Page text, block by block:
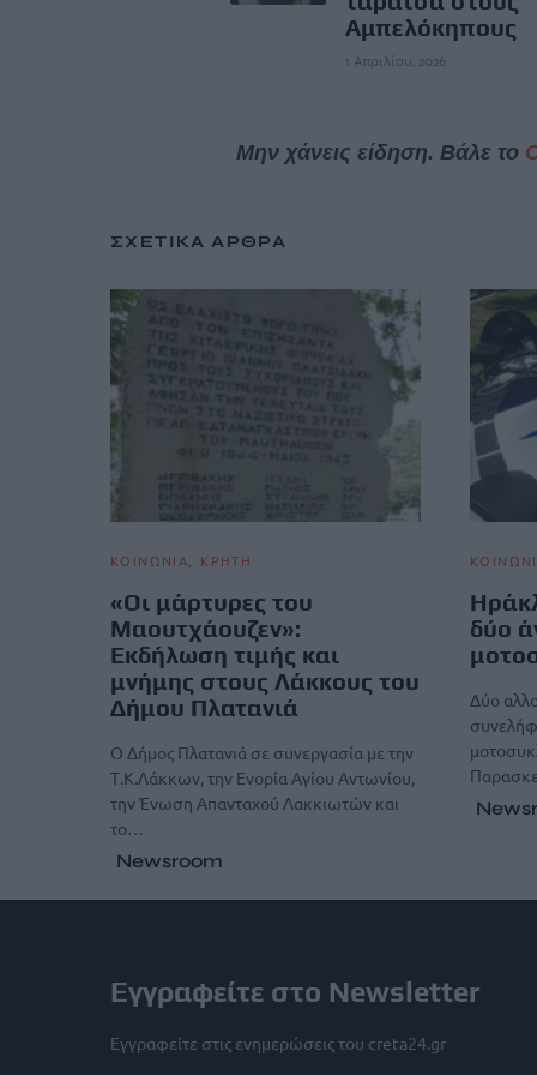
Αμπελόκηπους
1 Απριλίου, 2026
Μην χάνεις είδηση. Βάλε το
ΣΧΕΤΙΚΆ ΆΡΘΡΑ
ΚΟΙΝΩΝΙΑ ΚΡΗΤΗ
«Οι μάρτυρες του
Μαουτχάουζεν»:
Εκδήλωση τιμής και
μνήμης στους Λάκκους του
Δήμου Πλατανιά
Ο Δήμος Πλατανιά σε συνεργασία με την
Τ.Κ.Λάκκων, την Ενορία Αγίου Αντωνίου,
την Ένωση Απανταχού Λακκιωτών και
το…
Newsroom
δύο
Δύο
Εγγραφείτε στο Newsletter
Εγγραφείτε στις ενημερώσεις του creta24.gr